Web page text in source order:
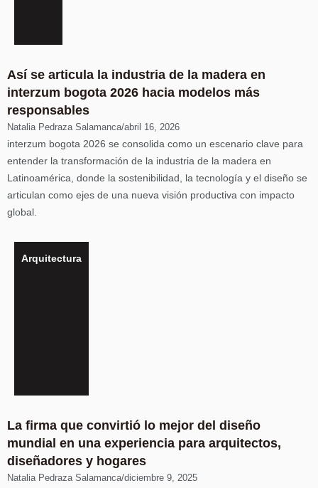
Así se articula la industria de la madera en
interzum bogota 2026 hacia modelos más
responsables
Natalia Pedraza Salamanca/abril 16, 2026
interzum bogota 2026 se consolida como un escenario clave para
entender la transformación de la industria de la madera en
Latinoamérica, donde la sostenibilidad, la tecnología y el diseño se
articulan como ejes de una nueva visión productiva con impacto
global.
Arquitectura
La firma que convirtió lo mejor del diseño
mundial en una experiencia para arquitectos,
diseñadores y hogares
Natalia Pedraza Salamanca/diciembre 9, 2025